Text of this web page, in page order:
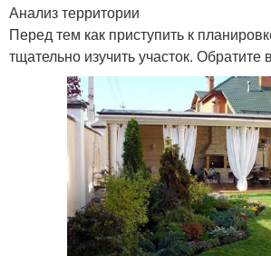
Анализ территории
Перед тем как приступить к
тщательно изучить участок. Обратите